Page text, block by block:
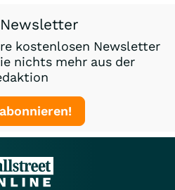
Newsletter
kostenlosen Newsletter
nichts mehr aus der